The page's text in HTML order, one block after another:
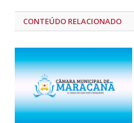
CONTEÚDO RELACIONADO